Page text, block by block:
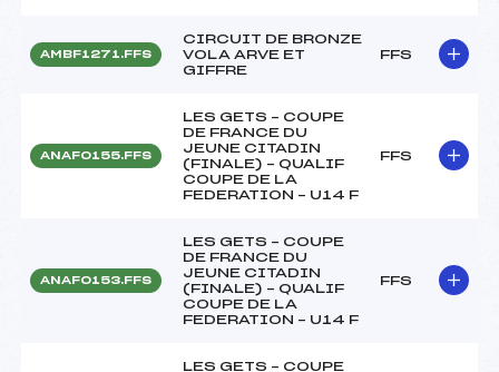
AMBF1271.FFS
CIRCUIT DE BRONZE
VOLA ARVE ET
GIFFRE
FFS
ANAF0155.FFS
LES GETS – COUPE
DE FRANCE DU
JEUNE CITADIN
(FINALE) – QUALIF
COUPE DE LA
FEDERATION – U14 F
FFS
ANAF0153.FFS
LES GETS – COUPE
DE FRANCE DU
JEUNE CITADIN
(FINALE) – QUALIF
COUPE DE LA
FEDERATION – U14 F
FFS
LES GETS – COUPE